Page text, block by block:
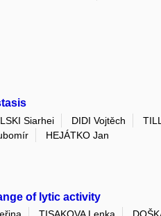
Siarhei DIDI Vojtěch
HEJÁTKO Jan
of lytic activity